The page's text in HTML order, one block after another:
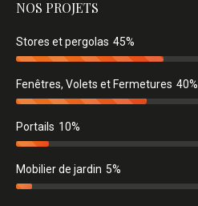
NOS PROJETS
Stores et pergolas 45%
Fenêtres, Volets et Fermetures 40%
Portails 10%
Mobilier de jardin 5%